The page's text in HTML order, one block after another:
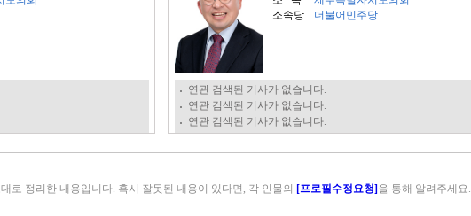
소속당
더불어민주당
연관 검색된 기사가 없습니다.
연관 검색된 기사가 없습니다.
연관 검색된 기사가 없습니다.
로 정리한 내용입니다. 혹시 잘못된 내용이 있다면, 각 인물의 [프로필수정요청] 을 통해 알려주세요.